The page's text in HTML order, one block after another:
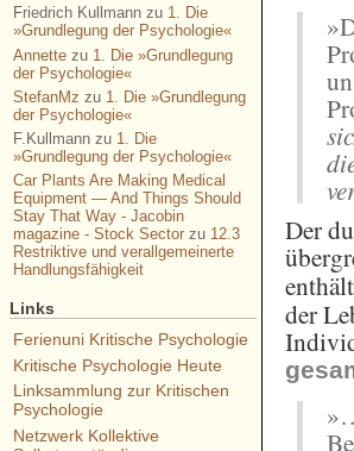
Der
der
Friedrich Kullmannzu 1. Die
»Grundlegung der Psychologie«
Annettezu 1. Die »Grundlegung
der Psychologie«
StefanMz zu 1. Die »Grundlegung
der Psychologie«
F.Kullmannzu 1. Die
»Grundlegung der Psychologie«
Car Plants Are Making Medical
Equipment — And Things Should
Stay That Way - Jacobin
magazine - Stock Sectorzu 12.3
Restriktive und verallgemeinerte
Handlungsfähigkeit
Links
Ferienuni Kritische Psychologie
Kritische Psychologie Heute
Linksammlung zur Kritischen
Psychologie
Netzwerk Kollektive